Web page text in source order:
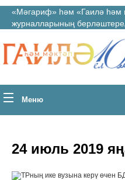
«Мәгариф» һәм «Гаилә һәм
журналларының
Меню
24 июль 2019